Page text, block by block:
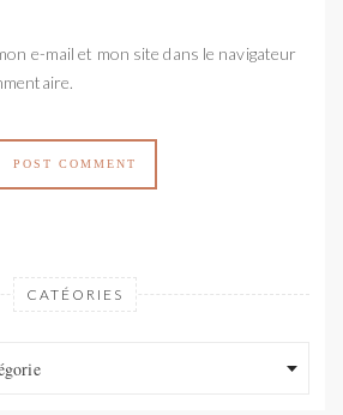
e-mail et mon site dans le navigateur
CATÉORIES